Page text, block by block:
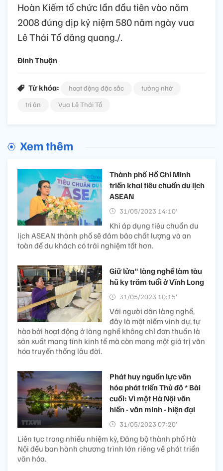
Hoàn Kiếm tổ chức lần đầu tiên vào năm
2008 đúng dịp kỷ niệm 580 năm ngày vua
Lê Thái Tổ đăng quang./.
Đinh Thuận
Từ khóa: hoạt động đặc sắc
tưởng nhớ
tri ân
Vua Lê Thái Tổ
Xem thêm
Thành phố Hồ Chí Minh
triển khai tiêu chuẩn du lịch
ASEAN
31/05/2023 14:10’
Khi áp dụng tiêu chuẩn du
lịch ASEAN thành phố sẽ đảm bảo chất lượng và an
toàn để du khách có trải nghiệm tốt hơn.
Giữ lửa" làng nghề làm tàu
hũ ky trăm tuổi ở Vĩnh Long
31/05/2023 10:15’
Với người dân làng nghề,
đây là một niềm vinh dự, tự
hào bởi hoạt động ở làng nghề không chỉ đơn thuần là
sản xuất mang tính kinh tế mà còn mang một giá trị văn
hóa truyền thống lâu đời.
Phát huy nguồn lực văn
hóa phát triển Thủ đô * Bài
cuối: Vì một Hà Nội văn
hiến - văn minh - hiện đại
31/05/2023 07:20’
Liên tục trong nhiều nhiệm kỳ, Đảng bộ thành phố Hà
Nội đều ban hành chương trình lớn riêng về phát triển
văn hóa.